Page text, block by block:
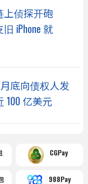
上侦探开砲
iPhone 就
底向债权人发
100 亿美元
CGPay
988Pay